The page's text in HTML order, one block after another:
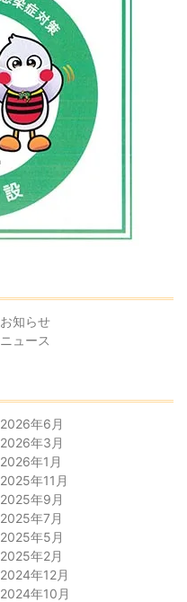
お知らせ
ニュース
2026年6月
2026年3月
2026年1月
2025年11月
2025年9月
2025年7月
2025年5月
2025年2月
2024年12月
2024年10月